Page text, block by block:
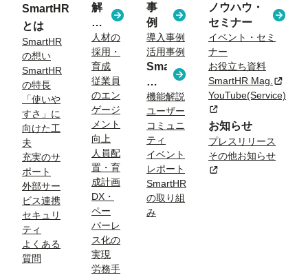
SmartHR
とは
SmartHR
の想い
SmartHR
の特長
「使いや
すさ」に
向けた工
夫
充実のサ
ポート
外部サー
ビス連携
セキュリ
ティ
よくある
質問
解
決
す
る
課
題
人材の
採用・
育成
従業員
のエン
ゲージ
メント
向上
人員配
置・育
成計画
DX・
ペー
パーレ
ス化の
実現
労務手
事
例
導入事例
活用事例
SmartHR
コ
ラ
ム
機能解説
ユーザー
コミュニ
ティ
イベント
レポート
SmartHR
の取り組
み
ノウハウ・
セミナー
イベント・セミ
ナー
お役立ち資料
SmartHR Mag. 新規タ
YouTube(Service)
新規タブまたはウィン
お知らせ
プレスリリース
その他お知らせ
新規タブまたはウィン